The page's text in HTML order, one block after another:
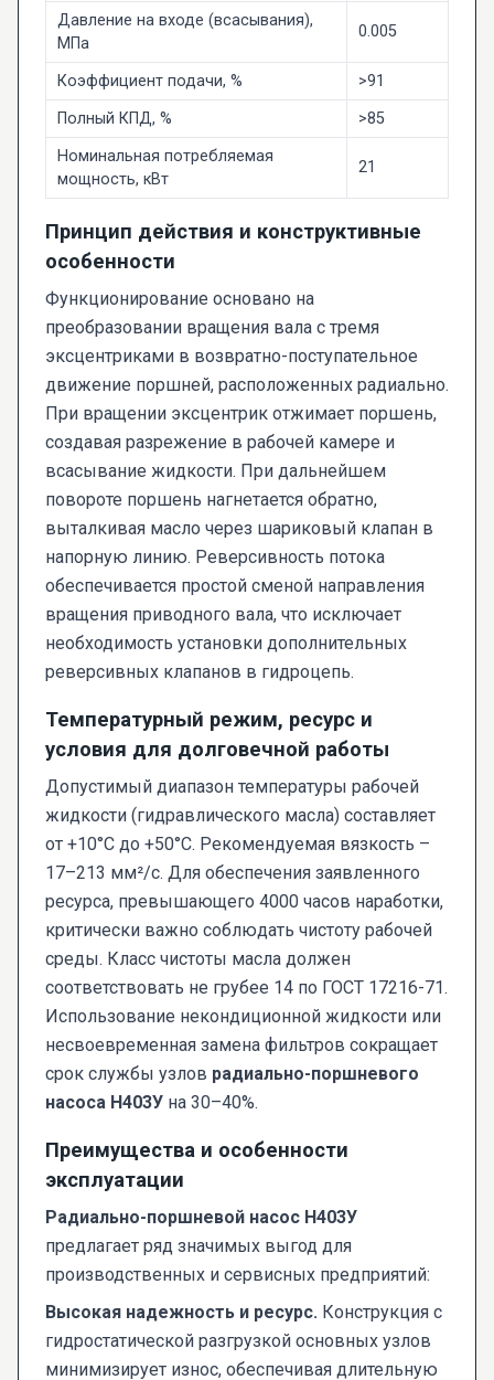
Давление на входе (всасывания),
МПа
0.005
Коэффициент подачи, %
>91
Полный КПД, %
>85
Номинальная потребляемая
мощность, кВт
21
Принцип действия и конструктивные
особенности
Функционирование основано на
преобразовании вращения вала с тремя
эксцентриками в возвратно-поступательное
движение поршней, расположенных радиально.
При вращении эксцентрик отжимает поршень,
создавая разрежение в рабочей камере и
всасывание жидкости. При дальнейшем
повороте поршень нагнетается обратно,
выталкивая масло через шариковый клапан в
напорную линию. Реверсивность потока
обеспечивается простой сменой направления
вращения приводного вала, что исключает
необходимость установки дополнительных
реверсивных клапанов в гидроцепь.
Температурный режим, ресурс и
условия для долговечной работы
Допустимый диапазон температуры рабочей
жидкости (гидравлического масла) составляет
от +10°C до +50°C. Рекомендуемая вязкость –
17–213 мм²/с. Для обеспечения заявленного
ресурса, превышающего 4000 часов наработки,
критически важно соблюдать чистоту рабочей
среды. Класс чистоты масла должен
соответствовать не грубее 14 по ГОСТ 17216-71.
Использование некондиционной жидкости или
несвоевременная замена фильтров сокращает
срок службы узлов радиально-поршневого
насоса Н403У на 30–40%.
Преимущества и особенности
эксплуатации
Радиально-поршневой насос Н403У
предлагает ряд значимых выгод для
производственных и сервисных предприятий:
Высокая надежность и ресурс. Конструкция с
гидростатической разгрузкой основных узлов
минимизирует износ, обеспечивая длительную